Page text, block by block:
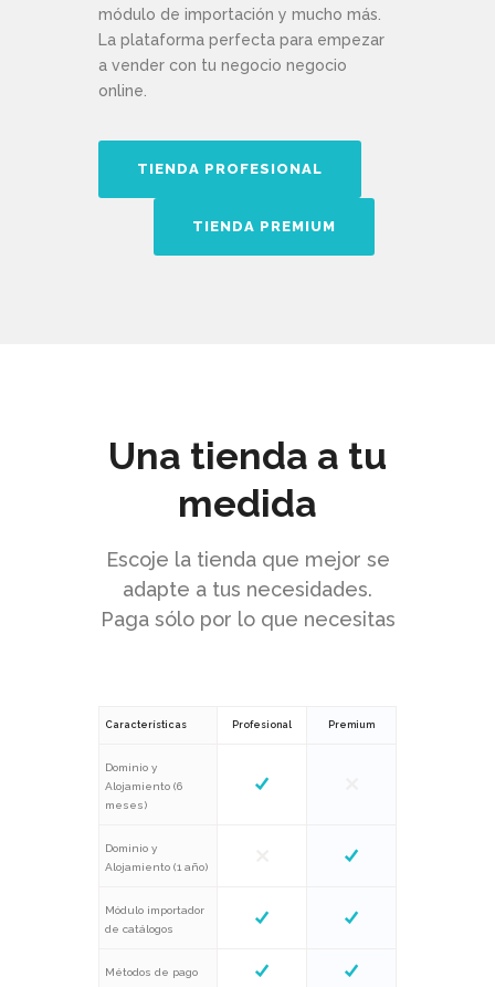
módulo de importación y mucho más.
La plataforma perfecta para empezar
a vender con tu negocio negocio
online.
TIENDA PROFESIONAL
TIENDA PREMIUM
Una tienda a tu
medida
Escoje la tienda que mejor se
adapte a tus necesidades.
Paga sólo por lo que necesitas
Características Profesional Premium
Dominio y
Alojamiento (6
meses)
Dominio y
Alojamiento (1 año)
Módulo importador
de catálogos
Métodos de pago